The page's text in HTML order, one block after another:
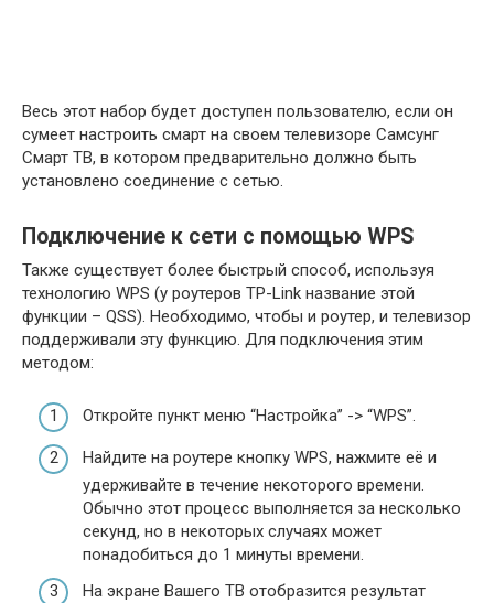
Весь этот набор будет доступен пользователю, если он
сумеет настроить смарт на своем телевизоре Самсунг
Смарт ТВ, в котором предварительно должно быть
установлено соединение с сетью.
Подключение к сети с помощью WPS
Также существует более быстрый способ, используя
технологию WPS (у роутеров TP-Link название этой
функции – QSS). Необходимо, чтобы и роутер, и телевизор
поддерживали эту функцию. Для подключения этим
методом:
Откройте пункт меню “Настройка” -> “WPS”.
Найдите на роутере кнопку WPS, нажмите её и
удерживайте в течение некоторого времени.
Обычно этот процесс выполняется за несколько
секунд, но в некоторых случаях может
понадобиться до 1 минуты времени.
На экране Вашего ТВ отобразится результат